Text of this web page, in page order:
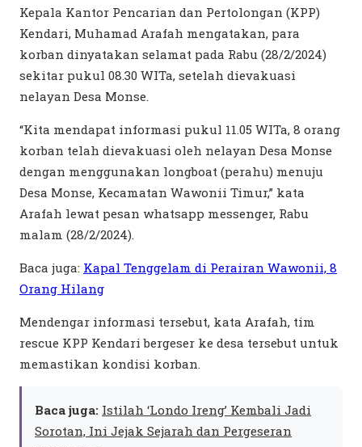
Kepala Kantor Pencarian dan Pertolongan (KPP)
Kendari, Muhamad Arafah mengatakan, para
korban dinyatakan selamat pada Rabu (28/2/2024)
sekitar pukul 08.30 WITa, setelah dievakuasi
nelayan Desa Monse.
“Kita mendapat informasi pukul 11.05 WITa, 8 orang
korban telah dievakuasi oleh nelayan Desa Monse
dengan menggunakan longboat (perahu) menuju
Desa Monse, Kecamatan Wawonii Timur,” kata
Arafah lewat pesan whatsapp messenger, Rabu
malam (28/2/2024).
Baca juga: Kapal Tenggelam di Perairan Wawonii, 8
Orang Hilang
Mendengar informasi tersebut, kata Arafah, tim
rescue KPP Kendari bergeser ke desa tersebut untuk
memastikan kondisi korban.
Baca juga: Istilah ‘Londo Ireng’ Kembali Jadi
Sorotan, Ini Jejak Sejarah dan Pergeseran